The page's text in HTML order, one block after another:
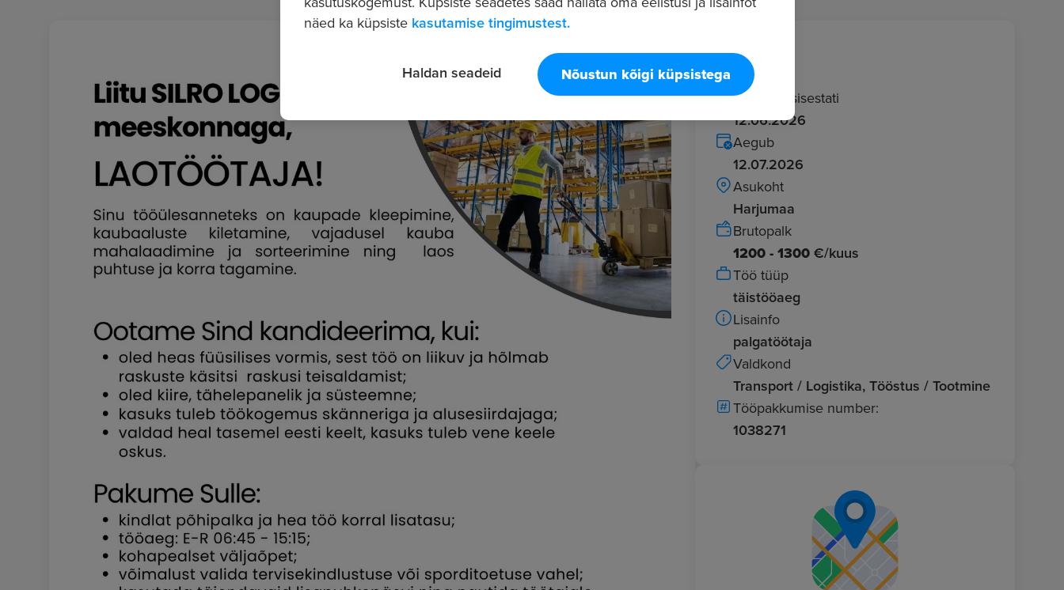
Info
Kuulutus sisestati
12.06.2026
Aegub
12.07.2026
Asukoht
Harjumaa
Brutopalk
1200 - 1300 €/kuus
Töö tüüp
täistööaeg
Lisainfo
palgatöötaja
Valdkond
Transport / Logistika, Tööstus / Tootmine
Tööpakkumise number:
1038271
näed ka küpsiste kasutamise tingimustest.
Nõustun kõigi küpsistega
Haldan seadeid